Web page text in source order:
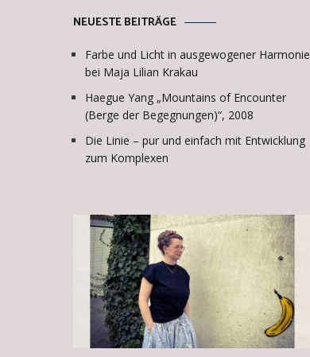
NEUESTE BEITRÄGE
Farbe und Licht in ausgewogener Harmonie
bei Maja Lilian Krakau
Haegue Yang „Mountains of Encounter
(Berge der Begegnungen)“, 2008
Die Linie – pur und einfach mit Entwicklung
zum Komplexen